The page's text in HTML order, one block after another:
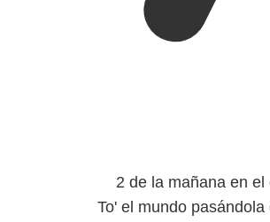
2 de la mañana en el
To' el mundo pasándola